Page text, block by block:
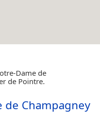
Dame de
de Pointre.
de Champagney